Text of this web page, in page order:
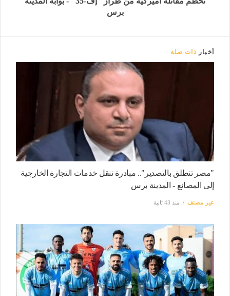
برس
أخبار ذات صلة
"مصر تنطلق بالتصدير".. مبادرة تنقل خدمات التجارة الخارجية
إلى المصانع - المدينة برس
غير مصنف منذ 43 ثانية